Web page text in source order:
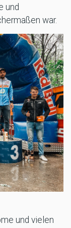
und
war.
und vielen